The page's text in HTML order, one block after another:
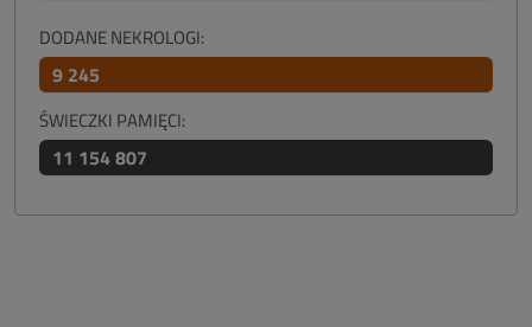
DODANE NEKROLOGI:
9 245
ŚWIECZKI PAMIĘCI:
11 154 807